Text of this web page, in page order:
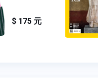
$ 175 元